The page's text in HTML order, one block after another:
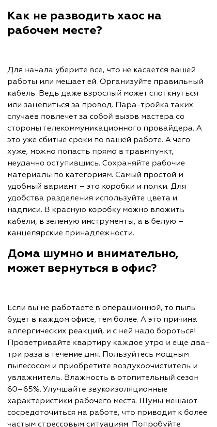
Как не разводить хаос на
рабочем месте?
Для начала уберите все, что не касается вашей
работы или мешает ей. Организуйте правильный
кабель. Ведь даже взрослый может споткнуться
или зацепиться за провод. Пара-тройка таких
случаев повлечет за собой вызов мастера со
стороны телекоммуникационного провайдера. А
это уже сбитые сроки по вашей работе. А чего
хуже, можно попасть прямо в травмпункт,
неудачно оступившись. Сохраняйте рабочие
материалы по категориям. Самый простой и
удобный вариант – это коробки и полки. Для
удобства разделения используйте цвета и
надписи. В красную коробку можно вложить
кабели, в зеленую инструменты, а в белую –
канцелярские принадлежности.
Дома шумно и внимательно,
может вернуться в офис?
Если вы не работаете в операционной, то пыль
будет в каждом офисе, тем более. А это причина
аллергических реакций, и с ней надо бороться!
Проветривайте квартиру каждое утро и еще два-
три раза в течение дня. Пользуйтесь мощным
пылесосом и приобретите воздухоочиститель и
увлажнитель. Влажность в отопительный сезон
60–65%. Улучшайте звукоизоляционные
характеристики рабочего места. Шумы мешают
сосредоточиться на работе, что приводит к более
частым стрессовым ситуациям. Попробуйте